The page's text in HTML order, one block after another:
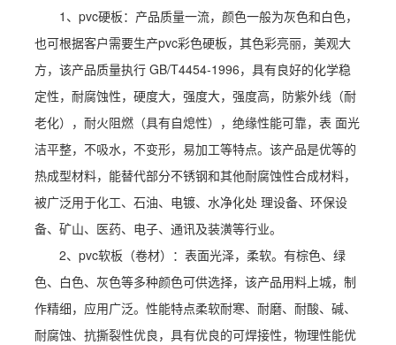
1、pvc硬板：产品质量一流，颜色一般为灰色和白色，
也可根据客户需要生产pvc彩色硬板，其色彩亮丽，美观大
方，该产品质量执行 GB/T4454-1996，具有良好的化学稳
定性，耐腐蚀性，硬度大，强度大，强度高，防紫外线（耐
老化），耐火阻燃（具有自熄性），绝缘性能可靠，表 面光
洁平整，不吸水，不变形，易加工等特点。该产品是优等的
热成型材料，能替代部分不锈钢和其他耐腐蚀性合成材料，
被广泛用于化工、石油、电镀、水净化处 理设备、环保设
备、矿山、医药、电子、通讯及装潢等行业。
2、pvc软板（卷材）：表面光泽，柔软。有棕色、绿
色、白色、灰色等多种颜色可供选择，该产品用料上城，制
作精细，应用广泛。性能特点柔软耐寒、耐磨、耐酸、碱、
耐腐蚀、抗撕裂性优良，具有优良的可焊接性，物理性能优